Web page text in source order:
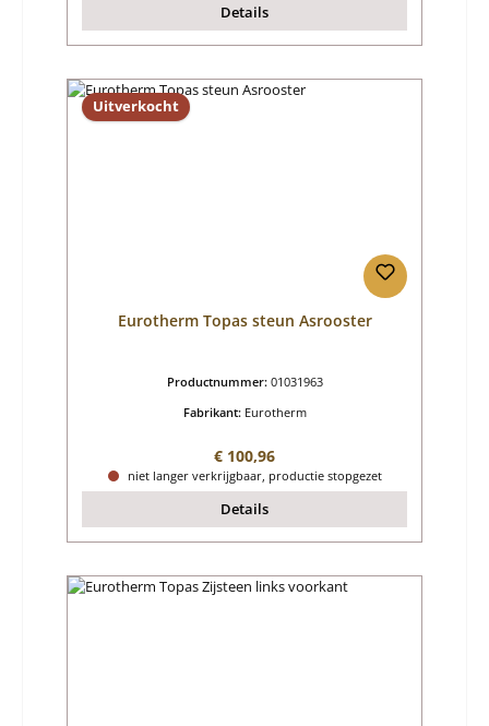
Details
Uitverkocht
Eurotherm Topas steun Asrooster
Productnummer: 01031963
Fabrikant: Eurotherm
Normale prijs:
€ 100,96
niet langer verkrijgbaar, productie stopgezet
Details